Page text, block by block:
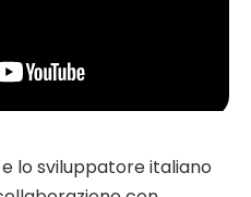
lo sviluppatore italiano